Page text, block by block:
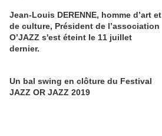
Jean-Louis DERENNE, homme d’art et
de culture, Président de l’association
O’JAZZ s'est éteint le 11 juillet
dernier.
Un bal swing en clôture du Festival
JAZZ OR JAZZ 2019